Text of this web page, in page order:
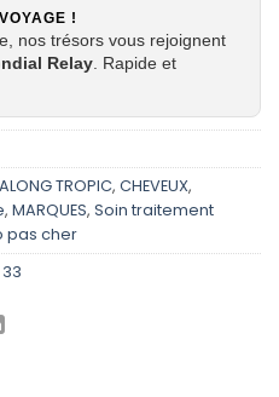
!
nos trésors vous rejoignent
Relay . Rapide et
TROPIC, CHEVEUX,
, MARQUES, Soin traitement
pas cher
33